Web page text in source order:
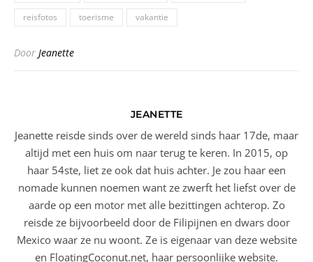
reisfotos
toerisme vakantie
Door Jeanette
JEANETTE
Jeanette reisde sinds over de wereld sinds haar 17de, maar
altijd met een huis om naar terug te keren. In 2015, op
haar 54ste, liet ze ook dat huis achter. Je zou haar een
nomade kunnen noemen want ze zwerft het liefst over de
aarde op een motor met alle bezittingen achterop. Zo
reisde ze bijvoorbeeld door de Filipijnen en dwars door
Mexico waar ze nu woont. Ze is eigenaar van deze website
en FloatingCoconut.net, haar persoonlijke website.